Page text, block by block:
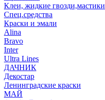
Клеи, жидкие гвозди,мастики
Спец.средства
Краски и эмали
Alina
Bravo
Inter
Ultra Lines
ДАЧНИК
Декостар
Ленинградские краски
МАЙ